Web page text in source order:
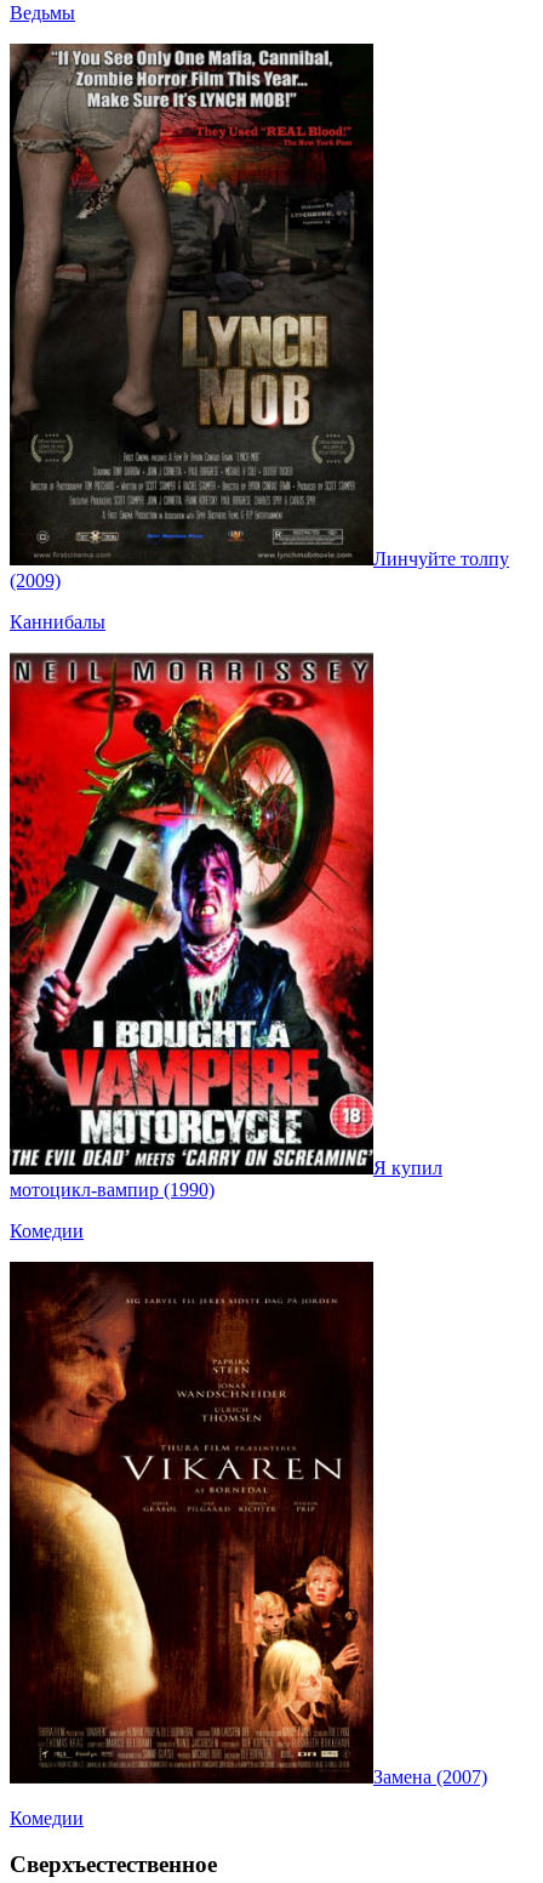
Ведьмы
Линчуйте толпу
(2009)
Каннибалы
Я купил
мотоцикл-вампир (1990)
Комедии
Замена (2007)
Комедии
Сверхъестественное